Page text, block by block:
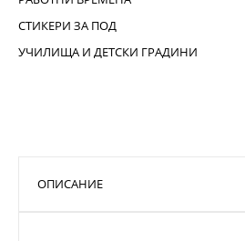
СТИКЕРИ ЗА ПОД
УЧИЛИЩА И ДЕТСКИ ГРАДИНИ
ОПИСАНИЕ